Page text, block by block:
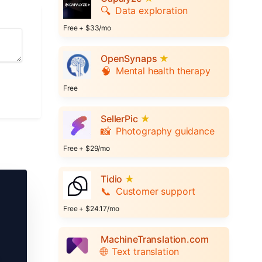
🔍 Data exploration
Free + $33/mo
OpenSynaps ★
🧠 Mental health therapy
Free
SellerPic ★
📸 Photography guidance
Free + $29/mo
Tidio ★
📞 Customer support
Free + $24.17/mo
MachineTranslation.com
🌐 Text translation